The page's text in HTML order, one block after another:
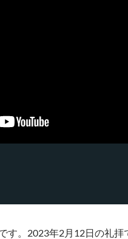
す。2023年2月12日の礼